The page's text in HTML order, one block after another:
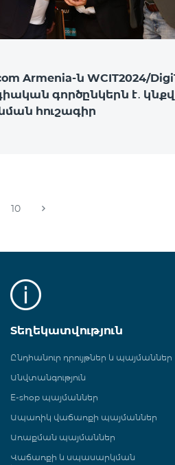
Armenia-ն WCIT2024/
գործընկերն է․
հուշագիր
10
Տեղեկատվություն
Ընդհանուր դրույթներ և պայմաններ
Անվտանգություն
E-shop պայմաններ
Ապառիկ վաճառքի պայմաններ
Առաքման պայմաններ
Վաճառքի և սպասարկման